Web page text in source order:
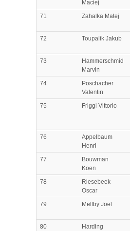
Maciej
71 Zahalka Matej
72 Toupalik Jakub
73
Hammerschmid
Marvin
74
Poschacher
Valentin
75 Friggi Vittorio
76
Appelbaum
Henri
77
Bouwman
Koen
78
Riesebeek
Oscar
79 Mellby Joel
80
Harding